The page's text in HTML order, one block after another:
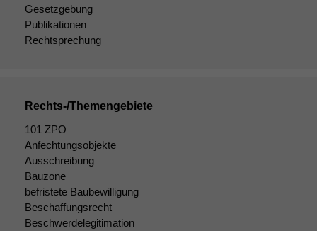
Gesetzgebung
Publikationen
Rechtsprechung
Rechts-/Themengebiete
101 ZPO
Anfechtungsobjekte
Ausschreibung
Bauzone
befristete Baubewilligung
Beschaffungsrecht
Beschwerdelegitimation